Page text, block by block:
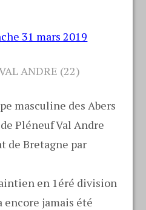
31 mars 2019
ANDRE (22)
masculine des Abers
Pléneuf Val Andre
de Bretagne par
en 1éré division
encore jamais été